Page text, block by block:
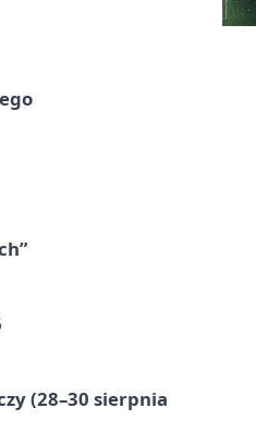
(28–30 sierpnia